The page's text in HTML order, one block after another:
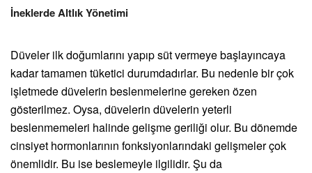
İneklerde Altlık Yönetimi
Düveler ilk doğumlarını yapıp süt vermeye başlayıncaya
kadar tamamen tüketici durumdadırlar. Bu nedenle bir çok
işletmede düvelerin beslenmelerine gereken özen
gösterilmez. Oysa, düvelerin düvelerin yeterli
beslenmemeleri halinde gelişme geriliği olur. Bu dönemde
cinsiyet hormonlarının fonksiyonlarındaki gelişmeler çok
önemlidir. Bu ise beslemeyle ilgilidir. Şu da